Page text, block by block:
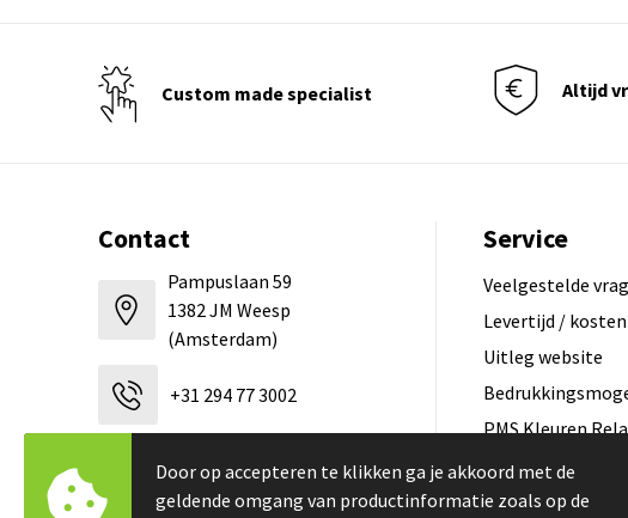
Custom made specialist Altijd
Contact
Pampuslaan 59
1382 JM Weesp
(Amsterdam)
+31 294 77 3002
verkoop@tbtb.nl
Service
Veelgestelde
Levertijd / kosten
Uitleg website
PMS Kleuren
Hoe logo
Zichtexemplaar /
Door op accepteren te klikken ga je akkoord met de
geldende omgang van productinformatie zoals op de